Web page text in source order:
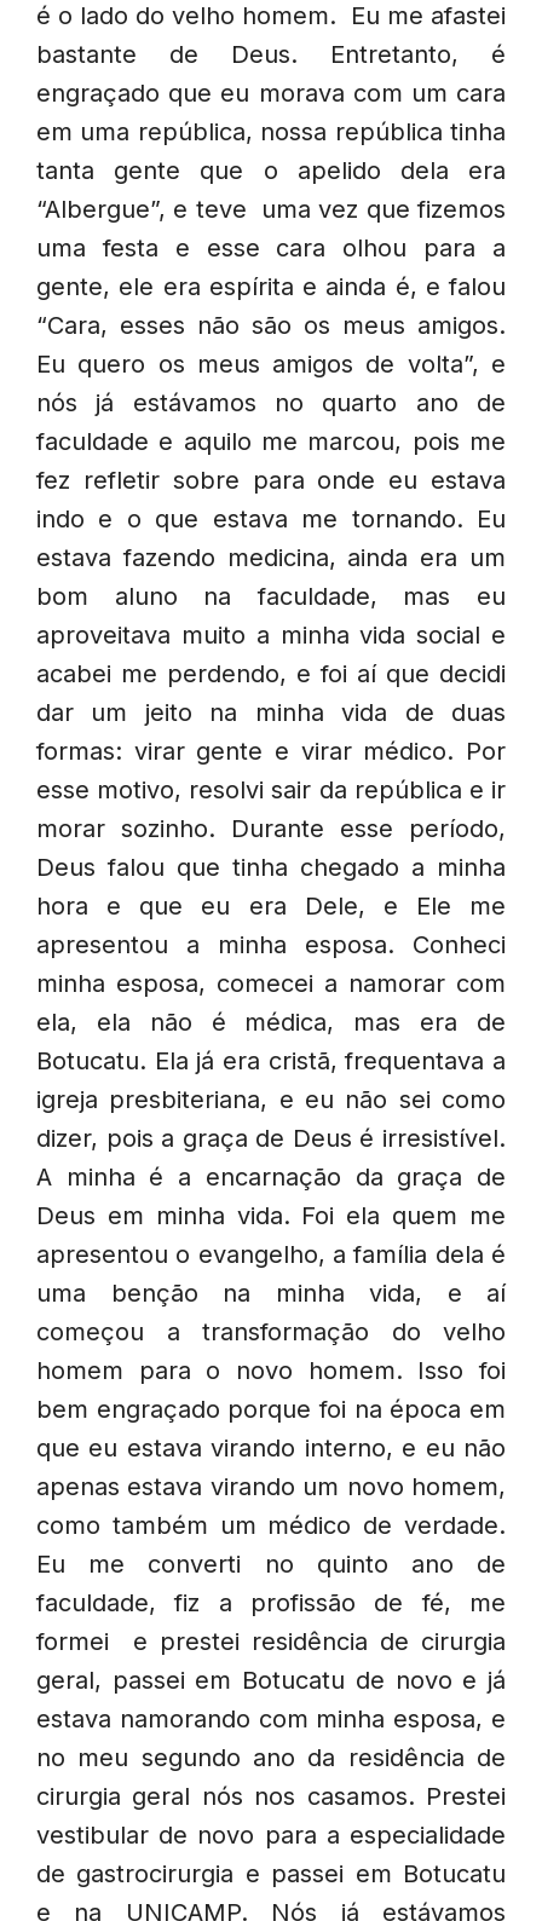
é o lado do velho homem. Eu me afastei
bastante de Deus. Entretanto, é
engraçado que eu morava com um cara
em uma república, nossa república tinha
tanta gente que o apelido dela era
“Albergue”, e teve uma vez que fizemos
uma festa e esse cara olhou para a
gente, ele era espírita e ainda é, e falou
“Cara, esses não são os meus amigos.
Eu quero os meus amigos de volta”, e
nós já estávamos no quarto ano de
faculdade e aquilo me marcou, pois me
fez refletir sobre para onde eu estava
indo e o que estava me tornando. Eu
estava fazendo medicina, ainda era um
bom aluno na faculdade, mas eu
aproveitava muito a minha vida social e
acabei me perdendo, e foi aí que decidi
dar um jeito na minha vida de duas
formas: virar gente e virar médico. Por
esse motivo, resolvi sair da república e ir
morar sozinho. Durante esse período,
Deus falou que tinha chegado a minha
hora e que eu era Dele, e Ele me
apresentou a minha esposa. Conheci
minha esposa, comecei a namorar com
ela, ela não é médica, mas era de
Botucatu. Ela já era cristã, frequentava a
igreja presbiteriana, e eu não sei como
dizer, pois a graça de Deus é irresistível.
A minha é a encarnação da graça de
Deus em minha vida. Foi ela quem me
apresentou o evangelho, a família dela é
uma benção na minha vida, e aí
começou a transformação do velho
homem para o novo homem. Isso foi
bem engraçado porque foi na época em
que eu estava virando interno, e eu não
apenas estava virando um novo homem,
como também um médico de verdade.
Eu me converti no quinto ano de
faculdade, fiz a profissão de fé, me
formei e prestei residência de cirurgia
geral, passei em Botucatu de novo e já
estava namorando com minha esposa, e
no meu segundo ano da residência de
cirurgia geral nós nos casamos. Prestei
vestibular de novo para a especialidade
de gastrocirurgia e passei em Botucatu
e na UNICAMP. Nós já estávamos